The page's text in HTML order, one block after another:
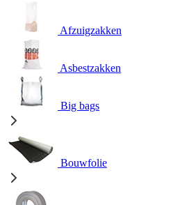
Afzuigzakken
Asbestzakken
Big bags
Bouwfolie